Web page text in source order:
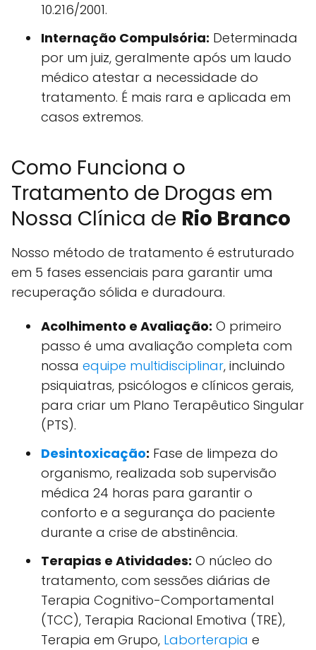
10.216/2001.
Internação Compulsória: Determinada
por um juiz, geralmente após um laudo
médico atestar a necessidade do
tratamento. É mais rara e aplicada em
casos extremos.
Como Funciona o
Tratamento de Drogas em
Nossa Clínica de Rio Branco
Nosso método de tratamento é estruturado
em 5 fases essenciais para garantir uma
recuperação sólida e duradoura.
Acolhimento e Avaliação: O primeiro
passo é uma avaliação completa com
nossa equipe multidisciplinar, incluindo
psiquiatras, psicólogos e clínicos gerais,
para criar um Plano Terapêutico Singular
(PTS).
Desintoxicação: Fase de limpeza do
organismo, realizada sob supervisão
médica 24 horas para garantir o
conforto e a segurança do paciente
durante a crise de abstinência.
Terapias e Atividades: O núcleo do
tratamento, com sessões diárias de
Terapia Cognitivo-Comportamental
(TCC), Terapia Racional Emotiva (TRE),
Terapia em Grupo, Laborterapia e